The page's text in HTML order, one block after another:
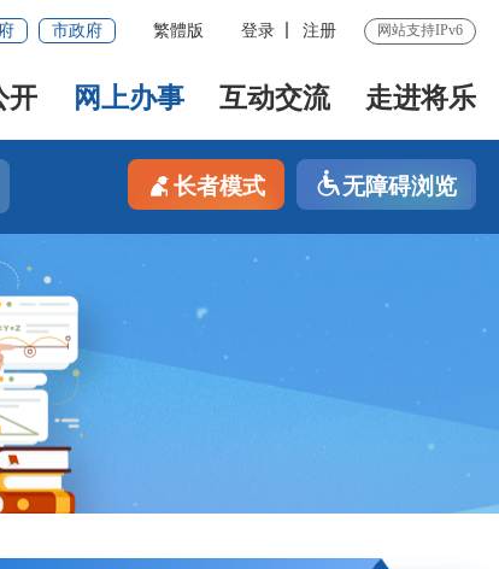
市政府 繁體版 登录 注册 网站支持IPv6
开 网上办事 互动交流 走进将乐
长者模式 无障碍浏览